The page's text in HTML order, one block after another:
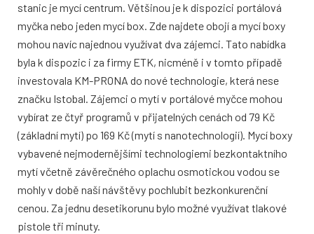
stanic je mycí centrum. Většinou je k dispozici portálová
myčka nebo jeden mycí box. Zde najdete obojí a mycí boxy
mohou navíc najednou využívat dva zájemci. Tato nabídka
byla k dispozic i za firmy ETK, nicméně i v tomto případě
investovala KM-PRONA do nové technologie, která nese
značku Istobal. Zájemci o mytí v portálové myčce mohou
vybírat ze čtyř programů v přijatelných cenách od 79 Kč
(základní mytí) po 169 Kč (mytí s nanotechnologií). Mycí boxy
vybavené nejmodernějšími technologiemi bezkontaktního
mytí včetně závěrečného oplachu osmotickou vodou se
mohly v době naší návštěvy pochlubit bezkonkurenční
cenou. Za jednu desetikorunu bylo možné využívat tlakové
pistole tři minuty.